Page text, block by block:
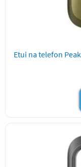
Etui na telefon